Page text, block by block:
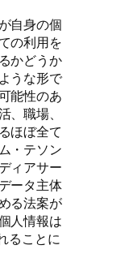
自身の個
の利用を
かどうか
うな形で
能性のあ
、職場、
ほぼ全て
・テソン
ィアサー
ータ主体
る法案が
人情報は
ることに